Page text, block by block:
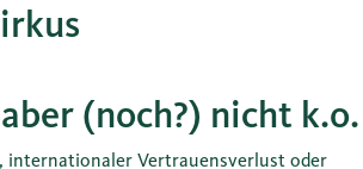
(noch?) nicht k.o.
internationaler Vertrauensverlust oder